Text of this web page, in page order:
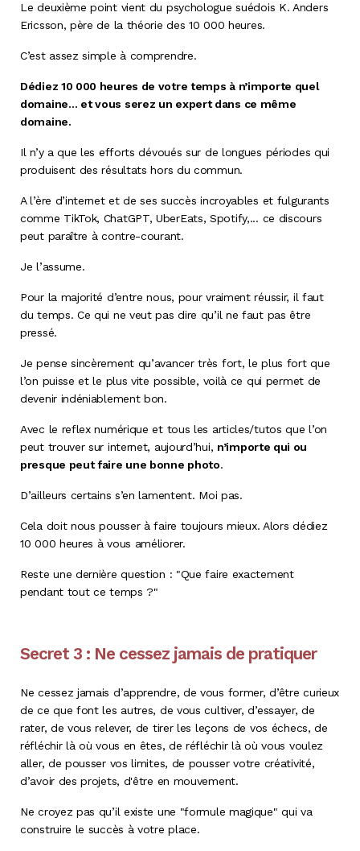
Le deuxième point vient du psychologue suédois K. Anders
Ericsson, père de la théorie des 10 000 heures.
C’est assez simple à comprendre.
Dédiez 10 000 heures de votre temps à n’importe quel
domaine… et vous serez un expert dans ce même
domaine.
Il n’y a que les efforts dévoués sur de longues périodes qui
produisent des résultats hors du commun.
A l’ère d’internet et de ses succès incroyables et fulgurants
comme TikTok, ChatGPT, UberEats, Spotify,... ce discours
peut paraître à contre-courant.
Je l’assume.
Pour la majorité d’entre nous, pour vraiment réussir, il faut
du temps. Ce qui ne veut pas dire qu’il ne faut pas être
pressé.
Je pense sincèrement qu’avancer très fort, le plus fort que
l’on puisse et le plus vite possible, voilà ce qui permet de
devenir indéniablement bon.
Avec le reflex numérique et tous les articles/tutos que l’on
peut trouver sur internet, aujourd’hui, n’importe qui ou
presque peut faire une bonne photo.
D’ailleurs certains s’en lamentent. Moi pas.
Cela doit nous pousser à faire toujours mieux. Alors dédiez
10 000 heures à vous améliorer.
Reste une dernière question : "Que faire exactement
pendant tout ce temps ?"
Secret 3 : Ne cessez jamais de pratiquer
Ne cessez jamais d’apprendre, de vous former, d’être curieux
de ce que font les autres, de vous cultiver, d’essayer, de
rater, de vous relever, de tirer les leçons de vos échecs, de
réfléchir là où vous en êtes, de réfléchir là où vous voulez
aller, de pousser vos limites, de pousser votre créativité,
d’avoir des projets, d'être en mouvement.
Ne croyez pas qu’il existe une "formule magique" qui va
construire le succès à votre place.